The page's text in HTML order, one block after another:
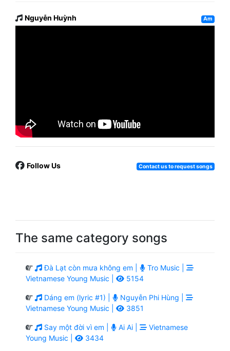
Nguyễn Huỳnh Am
Follow Us Contact us to request songs
The same category songs
Đà Lạt còn mưa không em |
Tro Music |
Vietnamese Young Music |
5154
Dáng em (lyric #1) |
Nguyễn Phi Hùng |
Vietnamese Young Music |
3851
Say một đời vì em | Ai Ai |
Vietnamese
Young Music |
3434